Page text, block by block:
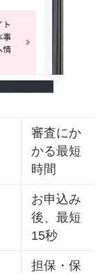
審査にか
かる最短
時間
お申込み
後、最短
15秒
担保・保